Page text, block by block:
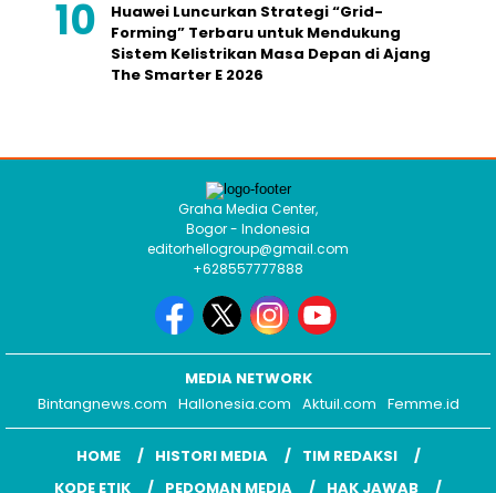
Huawei Luncurkan Strategi “Grid-
Forming” Terbaru untuk Mendukung
Sistem Kelistrikan Masa Depan di Ajang
The Smarter E 2026
Graha Media Center,
Bogor - Indonesia
editorhellogroup@gmail.com
+628557777888
MEDIA NETWORK
Bintangnews.com Hallonesia.com Aktuil.com Femme.id
HOME HISTORI MEDIA
TIM REDAKSI
KODE ETIK
PEDOMAN MEDIA HAK JAWAB